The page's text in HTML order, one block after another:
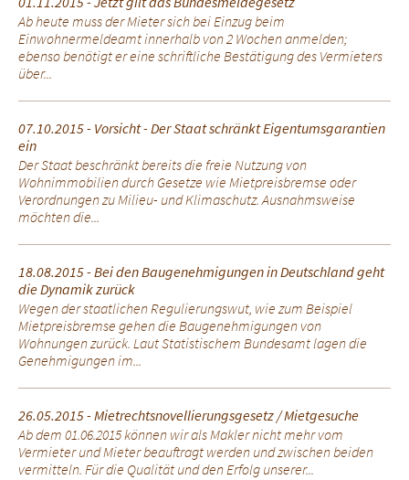
Ab heute muss der Mieter sich bei Einzug beim
Einwohnermeldeamt innerhalb von 2 Wochen anmelden;
ebenso benötigt er eine schriftliche Bestätigung des Vermieters
über...
07.10.2015 - Vorsicht - Der Staat schränkt Eigentumsgarantien
ein
Der Staat beschränkt bereits die freie Nutzung von
Wohnimmobilien durch Gesetze wie Mietpreisbremse oder
Verordnungen zu Milieu- und Klimaschutz. Ausnahmsweise
möchten die...
18.08.2015 - Bei den Baugenehmigungen in Deutschland geht
die Dynamik zurück
Wegen der staatlichen Regulierungswut, wie zum Beispiel
Mietpreisbremse gehen die Baugenehmigungen von
Wohnungen zurück. Laut Statistischem Bundesamt lagen die
Genehmigungen im...
26.05.2015 - Mietrechtsnovellierungsgesetz / Mietgesuche
Ab dem 01.06.2015 können wir als Makler nicht mehr vom
Vermieter und Mieter beauftragt werden und zwischen beiden
vermitteln. Für die Qualität und den Erfolg unserer...